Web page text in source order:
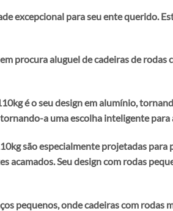
excepcional para seu ente querido.
procura aluguel de cadeiras de
é o seu design em alumínio,
a uma escolha inteligente
são especialmente projetadas
acamados. Seu design com rodas
pequenos, onde cadeiras com